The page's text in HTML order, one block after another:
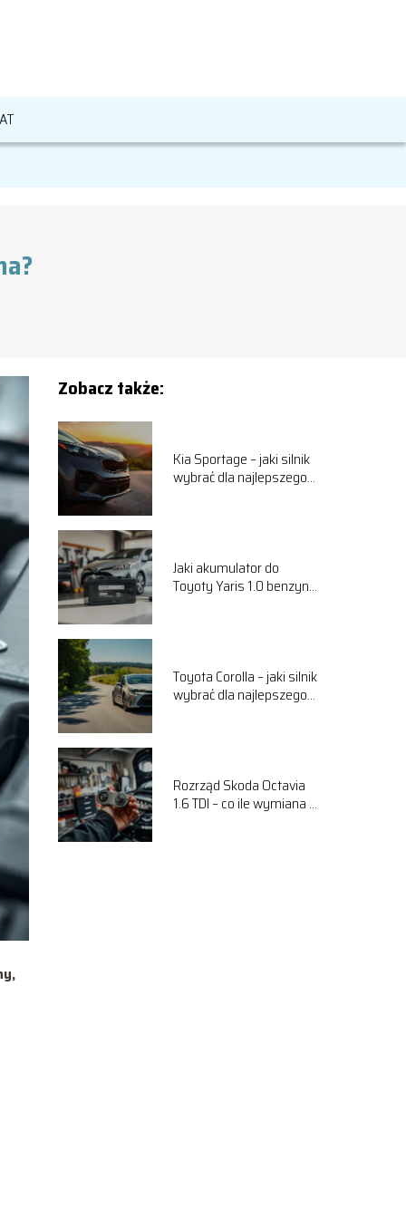
Zobacz także:
Kia Sportage – jaki silnik
wybrać dla najlepszego
Jaki akumulator do
Toyoty Yaris 1.0 benzyna
Toyota Corolla – jaki silnik
wybrać dla najlepszego
Rozrząd Skoda Octavia
1.6 TDI – co ile wymiana i